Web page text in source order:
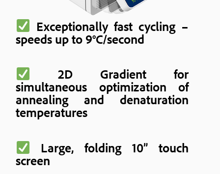
Exceptionally fast cycling –
speeds up to 9°C/second
2D Gradient for
simultaneous optimization of
annealing and denaturation
temperatures
Large, folding 10” touch
screen